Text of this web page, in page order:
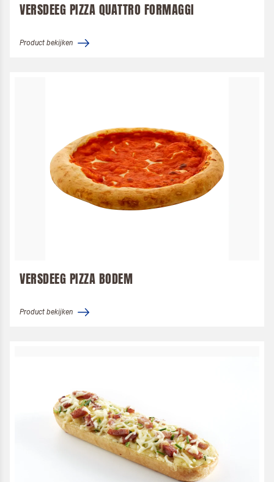
VERSDEEG PIZZA QUATTRO FORMAGGI
Product bekijken
VERSDEEG PIZZA BODEM
Product bekijken